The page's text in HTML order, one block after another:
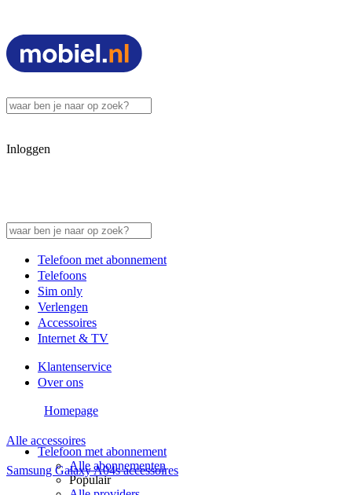
Inloggen
Telefoon met abonnement
Telefoons
Sim only
Verlengen
Accessoires
Internet & TV
Klantenservice
Over ons
Telefoon met abonnement
Alle abonnementen
Populair
Homepage
Alle accessoires
Samsung Galaxy A04s accessoires